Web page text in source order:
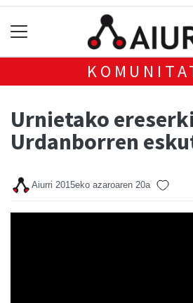
Urnietako
Urdanborren
Aiurri 2015eko azaroaren 20a